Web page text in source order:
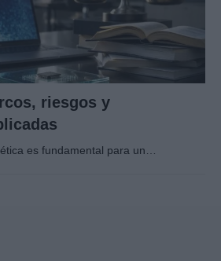
riesgos y
es fundamental para un…